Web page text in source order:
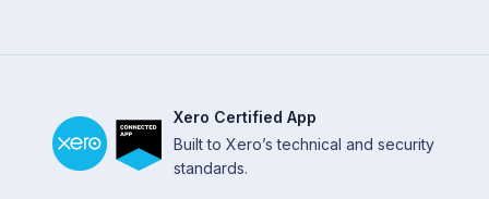
Xero Certified App
Built to Xero’s technical and security
standards.